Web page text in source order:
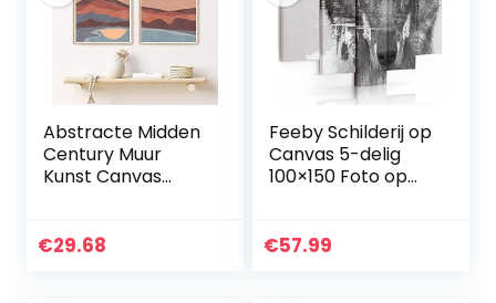
Abstracte Midden
Century Muur
Kunst Canvas
Minimalistisch
€29.68
Feeby Schilderij op
Canvas 5-delig
100×150 Foto op
Kunstdruk
€57.99